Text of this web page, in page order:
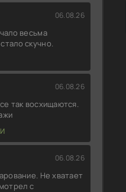
06.08.26
весьма
скучно.
06.08.26
так восхищаются.
06.08.26
Не хватает
с